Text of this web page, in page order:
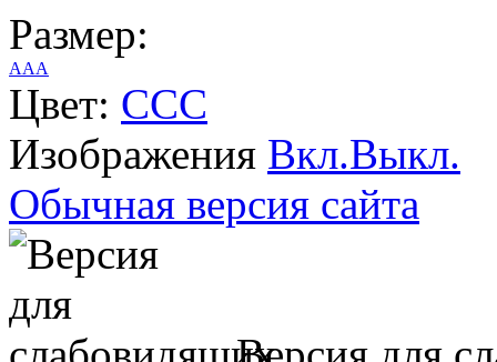
Размер:
AAA
Цвет: CCC
Изображения Вкл.Выкл.
Обычная версия сайта